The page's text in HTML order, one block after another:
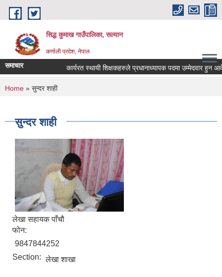
Skip to main content
सिद्ध कुमाख गाउँपालिका, सल्यान
कर्णाली प्रदेश, नेपाल
समाचार कार्यरत स्थायी शिक्षकहरुले प्रधानाध्यापक पदमा उम्मेदवार हुन
You are here
Home » सुन्दर शाही
सुन्दर शाही
लेखा सहायक पाँचौ
फोन:
9847844252
Section: लेखा शाखा